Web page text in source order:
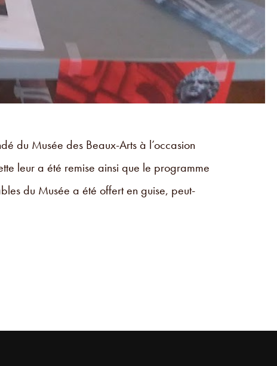
du Musée des Beaux-Arts à l’occasion
leur a été remise ainsi que le programme
du Musée a été offert en guise, peut-